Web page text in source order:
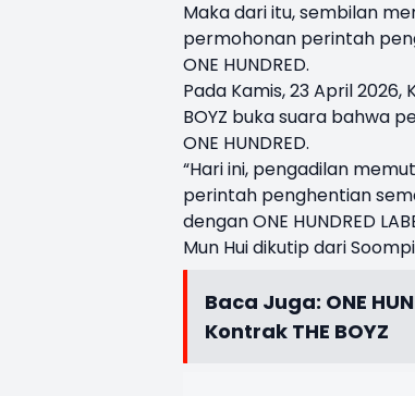
Maka dari itu, sembilan
permohonan perintah
ONE HUNDRED.
Pada Kamis, 23 April
BOYZ buka suara bahwa
ONE HUNDRED.
“Hari ini, pengadilan
perintah penghentian
dengan ONE HUNDRED
Mun Hui dikutip dari
Baca Juga: ONE
Kontrak THE BOYZ